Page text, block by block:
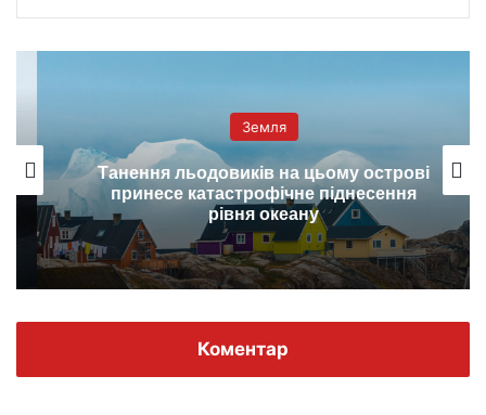
Земля
Танення льодовиків на цьому острові
принесе катастрофічне піднесення
рівня океану
Коментар